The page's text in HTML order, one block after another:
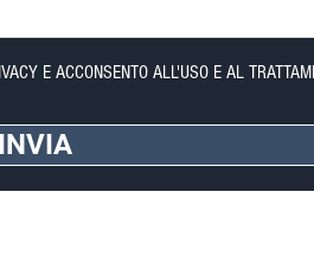
E ACCONSENTO ALL'USO E AL
INVIA